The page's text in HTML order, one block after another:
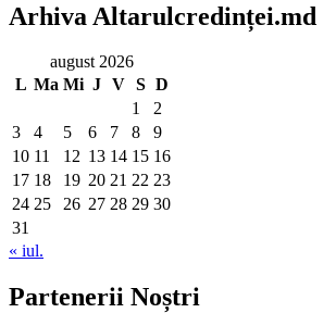
Arhiva Altarulcredinței.md
august 2026
L Ma Mi J V S D
1
2
3
4 5 6 7 8
9
10 11 12 13 14 15 16
17 18 19 20 21 22 23
24 25 26 27 28 29 30
31
« iul.
Partenerii Noștri